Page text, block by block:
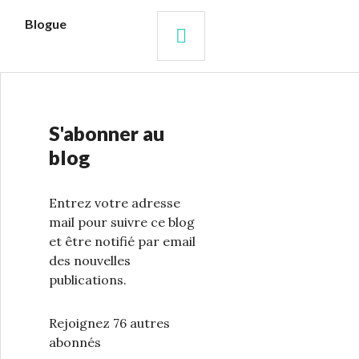
Blogue
S'abonner au
blog
Entrez votre adresse
mail pour suivre ce blog
et être notifié par email
des nouvelles
publications.
Rejoignez 76 autres
abonnés